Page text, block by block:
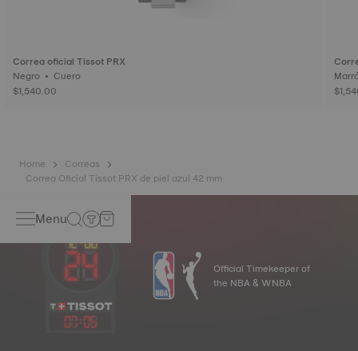
Correa oficial Tissot PRX
Negro • Cuero
$1,540.00
Home
Correas
Correa Oficial Tissot PRX de piel azul 42 mm
Menu
07:05
Official Timekeeper of
the NBA & WNBA